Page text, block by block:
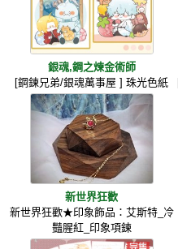
銀魂,鋼之煉金術師
[鋼鍊兄弟/銀魂萬事屋 ] 珠光色紙
新世界狂歡
新世界狂歡★印象飾品：艾斯特_冷
豔腥紅_印象項鍊